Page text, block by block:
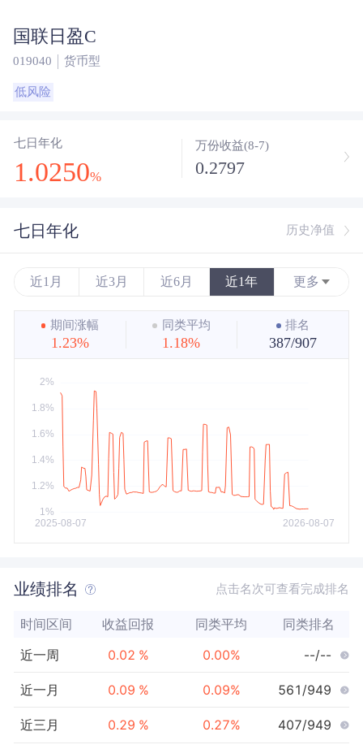
国联日盈C
019040 货币型
低风险
七日年化
1.0250%
万份收益(8-7)
0.2797
七日年化 历史净值
近1月 近3月 近6月 近1年 更多
近3年
近5年
期间涨幅
1.23%
同类平均
1.18%
排名
387/907
业绩排名 点击名次可查看完成排名
时间区间 收益回报 同类平均 同类排名
近一周 0.02 % 0.00% --/--
近一月 0.09 % 0.09% 561/949
近三月 0.29 % 0.27% 407/949